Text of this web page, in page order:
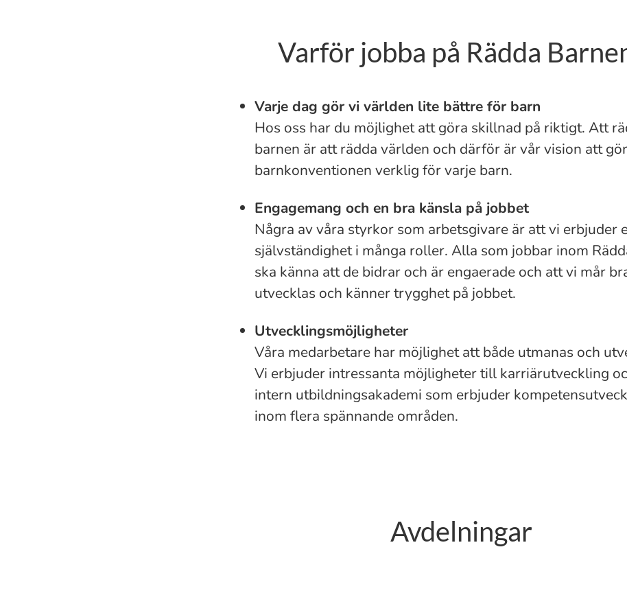
Varför jobba på Rädda
Varje dag gör vi världen lite bättre för barn
Hos oss har du möjlighet att göra skillnad på riktigt. Att
barnen är att rädda världen och därför är vår vision att
barnkonventionen verklig för varje barn.
Engagemang och en bra känsla på jobbet
Några av våra styrkor som arbetsgivare är att vi erbjuder
självständighet i många roller. Alla som jobbar inom
ska känna att de bidrar och är engaerade och att vi mår
utvecklas och känner trygghet på jobbet.
Utvecklingsmöjligheter
Våra medarbetare har möjlighet att både utmanas och
Vi erbjuder intressanta möjligheter till karriärutveckling
intern utbildningsakademi som erbjuder
inom flera spännande områden.
Avdelningar